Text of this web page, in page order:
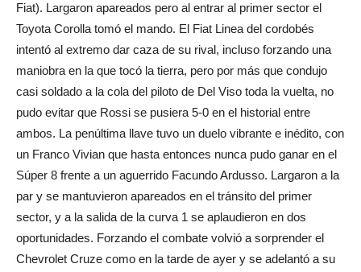
Fiat). Largaron apareados pero al entrar al primer sector el
Toyota Corolla tomó el mando. El Fiat Linea del cordobés
intentó al extremo dar caza de su rival, incluso forzando una
maniobra en la que tocó la tierra, pero por más que condujo
casi soldado a la cola del piloto de Del Viso toda la vuelta, no
pudo evitar que Rossi se pusiera 5-0 en el historial entre
ambos. La penúltima llave tuvo un duelo vibrante e inédito, con
un Franco Vivian que hasta entonces nunca pudo ganar en el
Súper 8 frente a un aguerrido Facundo Ardusso. Largaron a la
par y se mantuvieron apareados en el tránsito del primer
sector, y a la salida de la curva 1 se aplaudieron en dos
oportunidades. Forzando el combate volvió a sorprender el
Chevrolet Cruze como en la tarde de ayer y se adelantó a su